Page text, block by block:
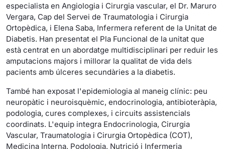
especialista en Angiologia i Cirurgia vascular, el Dr. Maruro
Vergara, Cap del Servei de Traumatologia i Cirurgia
Ortopèdica, i Elena Saba, Infermera referent de la Unitat de
Diabetis. Han presentat el Pla Funcional de la unitat que
està centrat en un abordatge multidisciplinari per reduir les
amputacions majors i millorar la qualitat de vida dels
pacients amb úlceres secundàries a la diabetis.
També han exposat l'epidemiologia al maneig clínic: peu
neuropàtic i neuroisquèmic, endocrinologia, antibioteràpia,
podologia, cures complexes, i circuits assistencials
coordinats. L'equip integra Endocrinologia, Cirurgia
Vascular, Traumatologia i Cirurgia Ortopèdica (COT),
Medicina Interna, Podologia, Nutrició i Infermeria